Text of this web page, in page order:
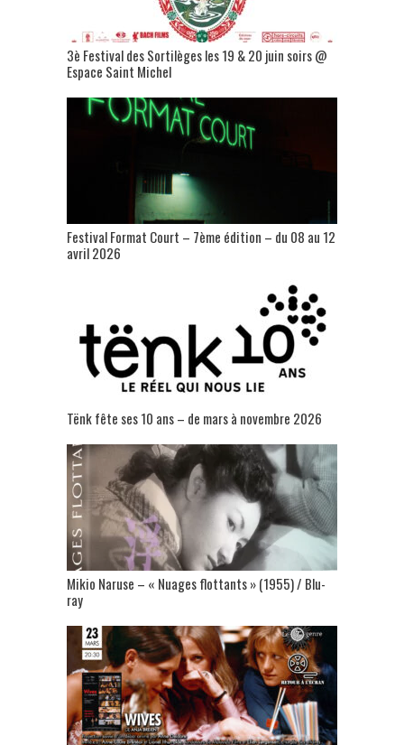
3è Festival des Sortilèges les 19 & 20 juin soirs @
Espace Saint Michel
Festival Format Court – 7ème édition – du 08 au 12
avril 2026
Tënk fête ses 10 ans – de mars à novembre 2026
Mikio Naruse – « Nuages flottants » (1955) / Blu-
ray